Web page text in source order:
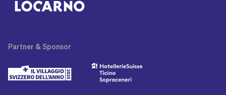
Partner & Sponsor